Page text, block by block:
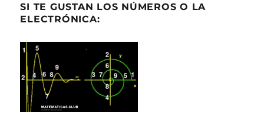
SI TE GUSTAN LOS NÚMEROS O LA
ELECTRÓNICA: